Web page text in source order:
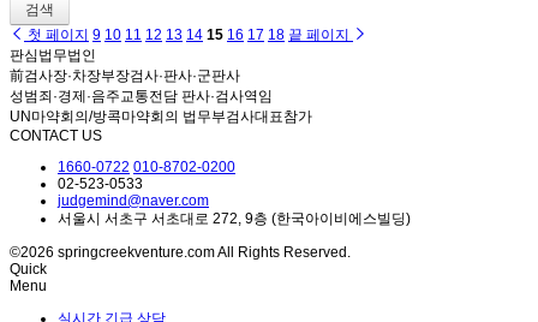
검색
첫 페이지 9 10 11 12 13 14 15 16 17 18 끝 페이지
판심법무법인
前검사장·차장부장검사·판사·군판사
성범죄·경제·음주교통전담 판사·검사역임
UN마약회의/방콕마약회의 법무부검사대표참가
CONTACT US
1660-0722 010-8702-0200
02-523-0533
judgemind@naver.com
서울시 서초구 서초대로 272, 9층 (한국아이비에스빌딩)
©2026 springcreekventure.com All Rights Reserved.
Quick
Menu
실시간 긴급 상담